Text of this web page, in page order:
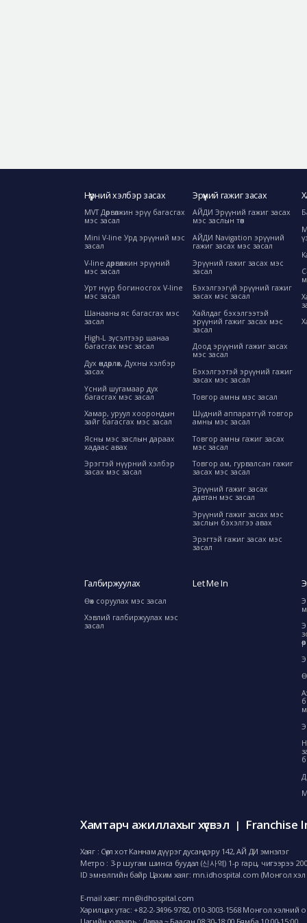
Нүүрний хэлбэр засах
MVT Дөрвөлжин эрүү багасгах
мэс засал
Mini V-line Урд эрүүний мэс
засал
V-line дөрвөлжин эрүүний
мэс засал
Урт нүүр богиносгох V-line
мэс засал
Шанааны яс багасгах мэс
засал
High-L зүсэлтээр шанаа
багасгах мэс засал
Дух өндөрлөх, Духны хэлбэр
засах
Үсний шугамаар дух
багасгах мэс засал
Хамар, уруул хоорондын
зайг багасгах мэс засал
Ясны мэс заслын дараах
хадаас авах
Эрэгтэй нүүрний хэлбэр
засах мэс засал
Эрүүний гажиг засах
АЙДИ Эрүүний гажиг засах
мэс заслын төв
АЙДИ Navigation эрүүний
гажиг засах мэс засал
Эрүүний гажиг засах мэс
засал
Бэхэлгээгүй эрүүний гажиг
засах мэс засал
Хайлдаг бэхэлгээтэй
эрүүний гажиг засах мэс
засал
Доод эрүүний гажиг засах
мэс засал
Бэхэлгээтэй эрүүний гажиг
засах мэс засал
Товгор амны мэс засал
Шүдний аппаратгүй товгор
амны мэс засал
Товгор амны гажиг засах
мэс засал
Товгор ам, гурвалсан гажиг
засах мэс засал
Эрүүний гажиг засах
давтан мэс засал
Эрүүний гажиг засах мэс
заслын бэхэлгээ авах
Эрэгтэй гажиг засах мэс
засал
Галбиржуулах
Өөх соруулах мэс засал
Хэвлий галбиржуулах мэс
засал
Let Me In
Хамтарч ажиллахыг хүсвэл | Franchise
Хаяг : Сөүл хот Каннам дүүрэг дусандэру 142, АЙ ДИ эмнэлэг
Метро : 3-р шугам шинса буудал (신사역) 1-р гарц, чигээрээ
ID эмнэлгийн байр Цахим хаяг: mn.idhospital.com (Монгол хэл
E-mail хаяг: mn@idhospital.com
Харилцах утас: +82-2-3496-9782, 010-3003-1568 Монгол хэлний